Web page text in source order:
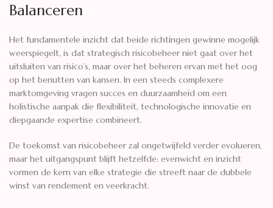
Balanceren
Het fundamentele inzicht dat beide richtingen gewinne mogelijk
weerspiegelt, is dat strategisch risicobeheer niet gaat over het
uitsluiten van risico’s, maar over het beheren ervan met het oog
op het benutten van kansen. In een steeds complexere
marktomgeving vragen succes en duurzaamheid om een
holistische aanpak die flexibiliteit, technologische innovatie en
diepgaande expertise combineert.
De toekomst van risicobeheer zal ongetwijfeld verder evolueren,
maar het uitgangspunt blijft hetzelfde: evenwicht en inzicht
vormen de kern van elke strategie die streeft naar de dubbele
winst van rendement en veerkracht.